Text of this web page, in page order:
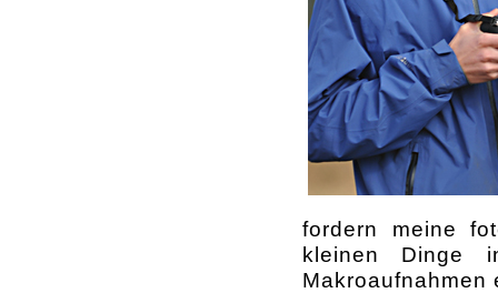
fordern meine
kleinen Dinge
Makroaufnahmen